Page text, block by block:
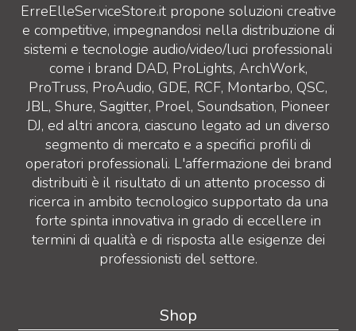
ErreElleServiceStore.it propone soluzioni creative
e competitive, impegnandosi nella distribuzione di
sistemi e tecnologie audio/video/luci professionali
come i brand DAD, ProLights, ArchWork,
ProTruss, ProAudio, GDE, RCF, Montarbo, QSC,
JBL, Shure, Sagitter, Proel, Soundsation, Pioneer
DJ, ed altri ancora, ciascuno legato ad un diverso
segmento di mercato e a specifici profili di
operatori professionali. L'affermazione dei brand
distribuiti è il risultato di un attento processo di
ricerca in ambito tecnologico supportato da una
forte spinta innovativa in grado di eccellere in
termini di qualità e di risposta alle esigenze dei
professionisti del settore.
Shop